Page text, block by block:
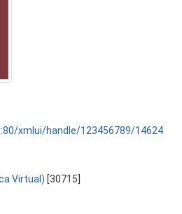
xmlui/handle/123456789/14624
Virtual) [30715]